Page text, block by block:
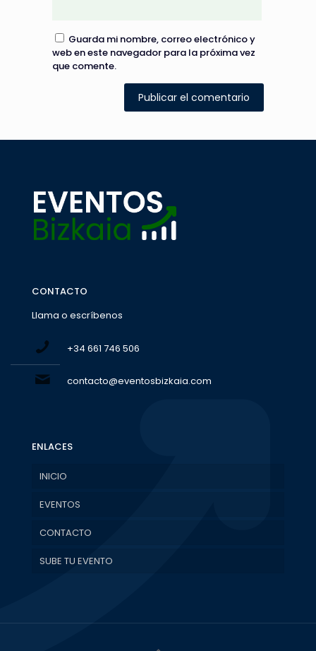
Guarda mi nombre, correo electrónico y
web en este navegador para la próxima vez
que comente.
CONTACTO
Llama o escríbenos
+34 661 746 506
contacto@eventosbizkaia.com
ENLACES
INICIO
EVENTOS
CONTACTO
SUBE TU EVENTO